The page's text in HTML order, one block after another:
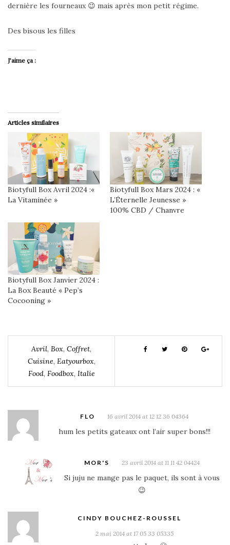
dernière les fourneaux 😉 mais après mon petit régime.
Des bisous les filles
J’aime ça :
Articles similaires
Biotyfull Box Avril 2024 :«
La Vitaminée »
Biotyfull Box Mars 2024 : «
L’Éternelle Jeunesse »
100% CBD / Chanvre
Biotyfull Box Janvier 2024 :
La Box Beauté « Pep’s
Cocooning »
Avril, Box, Coffret,
Cuisine, Eatyourbox,
Food, Foodbox, Italie
FLO 16 avril 2014 at 12 12 36 04364
hum les petits gateaux ont l’air super bons!!!
MOR'S 23 avril 2014 at 11 11 42 04424
Si juju ne mange pas le paquet, ils sont à vous
😉
CINDY BOUCHEZ-ROUSSEL
2 mai 2014 at 17 05 33 05335